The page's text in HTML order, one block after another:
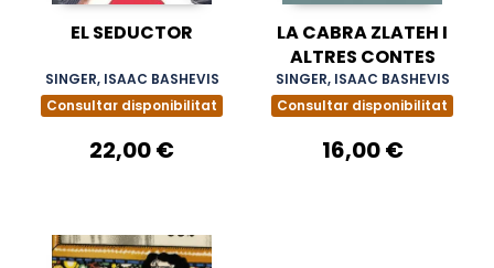
EL SEDUCTOR
SINGER, ISAAC BASHEVIS
Consultar disponibilitat
22,00 €
LA CABRA ZLATEH I
ALTRES CONTES
SINGER, ISAAC BASHEVIS
Consultar disponibilitat
16,00 €